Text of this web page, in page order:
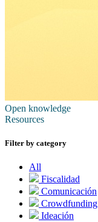
Open knowledge
Resources
Filter by category
All
Fiscalidad
Comunicación
Crowdfunding
Ideación